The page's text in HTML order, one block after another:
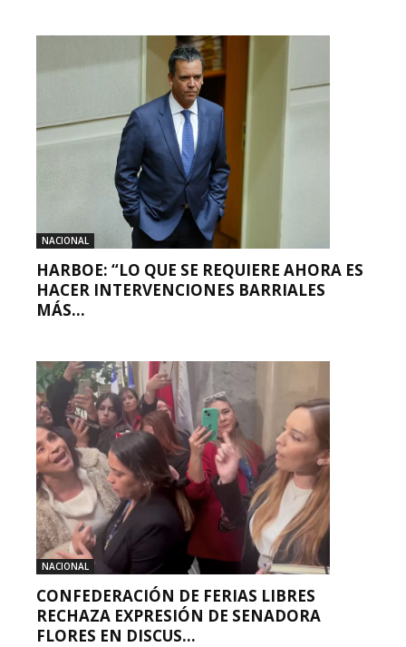
NACIONAL
HARBOE: “LO QUE SE REQUIERE AHORA ES
HACER INTERVENCIONES BARRIALES
MÁS...
NACIONAL
CONFEDERACIÓN DE FERIAS LIBRES
RECHAZA EXPRESIÓN DE SENADORA
FLORES EN DISCUS...